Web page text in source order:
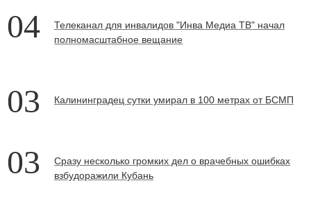
04
Телеканал для инвалидов "Инва Медиа ТВ" начал
полномасштабное вещание
03 Калининградец сутки умирал в 100 метрах от БСМП
03
Сразу несколько громких дел о врачебных ошибках
взбудоражили Кубань